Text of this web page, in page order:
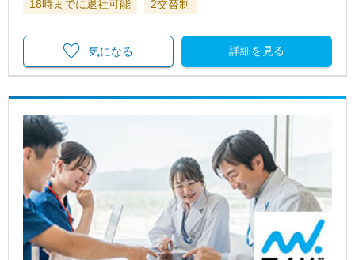
18時までに退社可能 2交替制
詳細を見る
気になる